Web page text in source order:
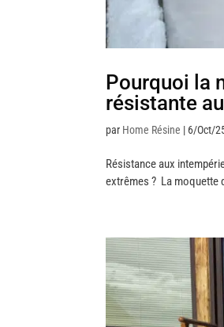
Pourquoi la
résistante
par Home Résine | 6/Oct/
Résistance aux
extrêmes ? La moquette